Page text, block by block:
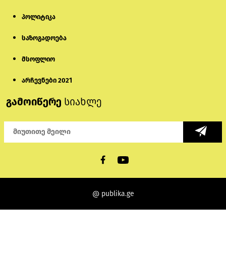
პოლიტიკა
საზოგადოება
მსოფლიო
არჩევნები 2021
გამოიწერე სიახლე
@ publika.ge